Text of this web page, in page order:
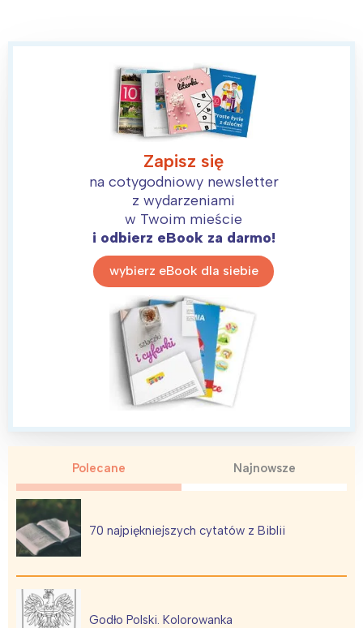
Zapisz się
na cotygodniowy newsletter
z wydarzeniami
w Twoim mieście
i odbierz eBook za darmo!
wybierz eBook dla siebie
Polecane Najnowsze
70 najpiękniejszych cytatów z Biblii
Godło Polski. Kolorowanka